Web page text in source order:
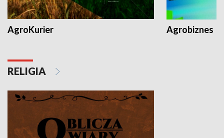
AgroKurier Agrobiznes
RELIGIA